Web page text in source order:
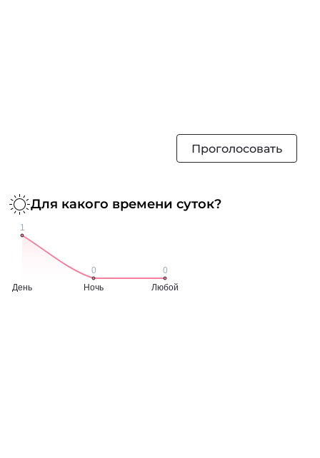
Проголосовать
Для какого времени суток?